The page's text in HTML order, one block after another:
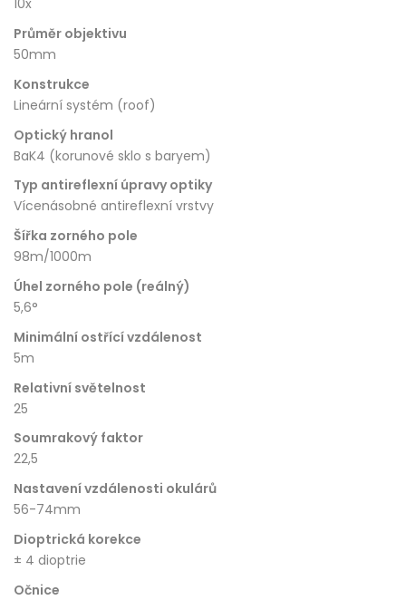
10x
Průměr objektivu
50mm
Konstrukce
Lineární systém (roof)
Optický hranol
BaK4 (korunové sklo s baryem)
Typ antireflexní úpravy optiky
Vícenásobné antireflexní vrstvy
Šířka zorného pole
98m/1000m
Úhel zorného pole (reálný)
5,6°
Minimální ostřící vzdálenost
5m
Relativní světelnost
25
Soumrakový faktor
22,5
Nastavení vzdálenosti okulárů
56-74mm
Dioptrická korekce
± 4 dioptrie
Očnice